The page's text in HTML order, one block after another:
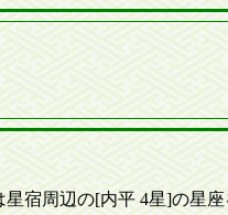
星宿周辺の[内平 4星]の星座